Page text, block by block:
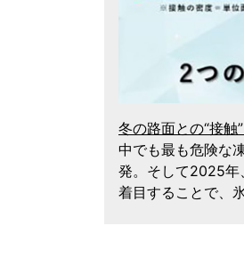
冬の路面との“接触
中でも最も危険な
発。そして2025年
着目することで、